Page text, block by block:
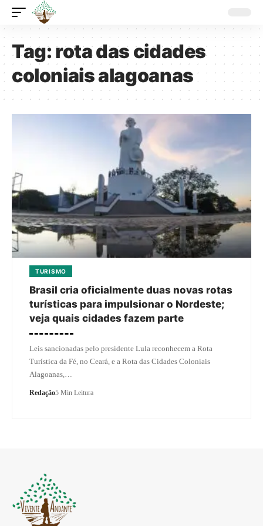
Tag:rota das cidades
coloniais alagoanas
TURISMO
Brasil cria oficialmente duas novas rotas
turísticas para impulsionar o Nordeste;
veja quais cidades fazem parte
Leis sancionadas pelo presidente Lula reconhecem a Rota
Turística da Fé, no Ceará, e a Rota das Cidades Coloniais
Alagoanas,…
Redação5 Min Leitura